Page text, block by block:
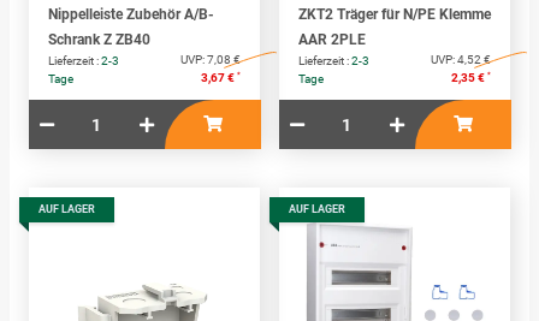
Nippelleiste Zubehör A/B-
Schrank Z ZB40
Lieferzeit :2-3
Tage
UVP:7,08 €
3,67 € *
ZKT2 Träger für N/PE Klemme
AAR 2PLE
Lieferzeit :2-3
Tage
UVP:4,52 €
2,35 € *
AUF LAGER AUF LAGER